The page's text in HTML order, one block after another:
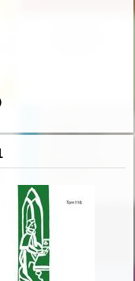
z ziemi obiecanej